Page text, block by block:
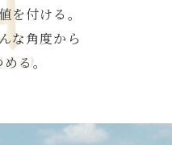
を付ける。
な角度から
る。